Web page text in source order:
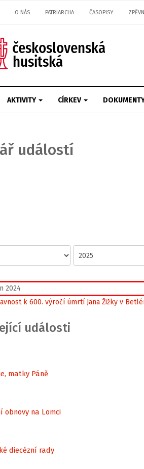
O NÁS PATRIARCHA ČASOPISY
AKTIVITY CÍRKEV
událostí
2024
k 600. výročí úmrtí Jana Žižky v
události
matky Páně
obnovy na Lomci
diecézní rady